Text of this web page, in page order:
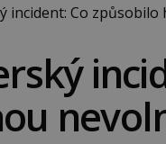
incident: Co